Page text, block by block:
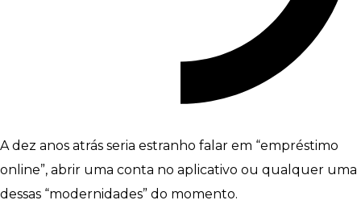
A dez anos atrás seria estranho falar em “empréstimo
online”, abrir uma conta no aplicativo ou qualquer uma
dessas “modernidades” do momento.